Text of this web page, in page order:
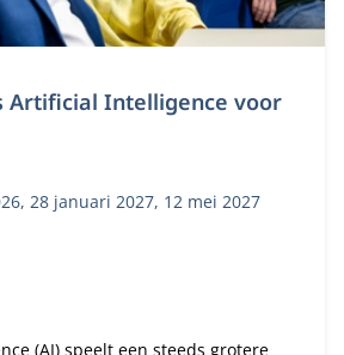
Artificial Intelligence voor
28 januari 2027, 12 mei 2027
(AI) speelt een steeds grotere